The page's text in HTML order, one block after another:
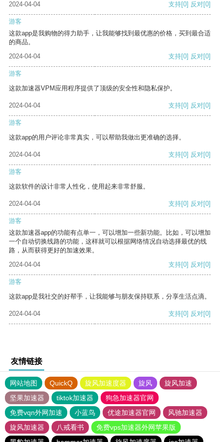
2024-04-04 支持[0] 反对[0]
游客
这款app是我购物的得力助手，让我能够找到最优惠的价格，买到最合适
的商品。
2024-04-04
支持[0] 反对[0]
游客
这款加速器VPM应用程序提供了顶级的安全性和隐私保护。
2024-04-04 支持[0] 反对[0]
游客
这款app的用户评论非常真实，可以帮助我做出更准确的选择。
2024-04-04 支持[0] 反对[0]
游客
这款软件的设计非常人性化，使用起来非常舒服。
2024-04-04 支持[0] 反对[0]
游客
这款加速器app的功能有点单一，可以增加一些新功能。比如，可以增加
一个自动切换线路的功能，这样就可以根据网络情况自动选择最优的线
路，从而获得更好的加速效果。
2024-04-04
支持[0] 反对[0]
游客
这款app是我社交的好帮手，让我能够与朋友保持联系，分享生活点滴。
2024-04-04 支持[0] 反对[0]
友情链接
网站地图 QuickQ 旋风加速度器 旋风
旋风加速
坚果加速器
tiktok加速器
狗急加速器官网
免费vqn外网加速
小蓝鸟 优途加速器官网
风驰加速器
旋风加速器
八戒看书
免费vps加速器外网苹果版